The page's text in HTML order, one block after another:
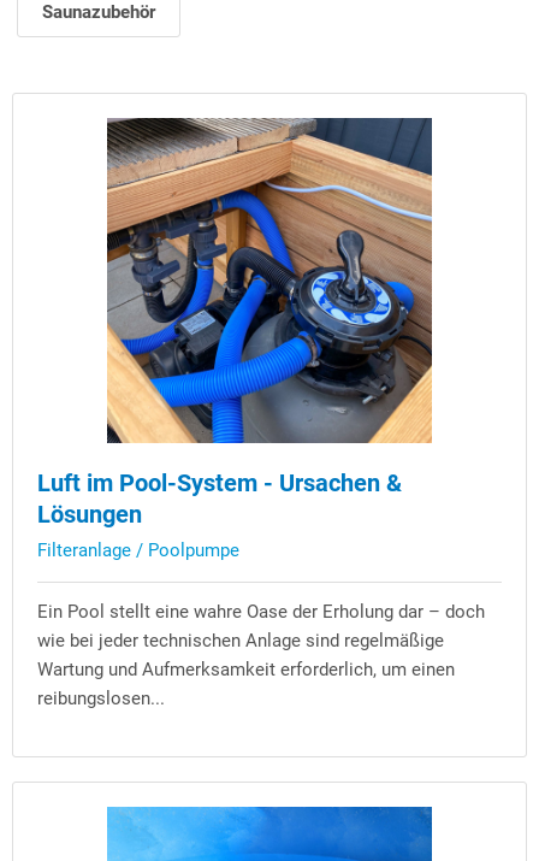
Saunazubehör
Luft im Pool-System - Ursachen &
Lösungen
Filteranlage / Poolpumpe
Ein Pool stellt eine wahre Oase der Erholung dar – doch
wie bei jeder technischen Anlage sind regelmäßige
Wartung und Aufmerksamkeit erforderlich, um einen
reibungslosen...